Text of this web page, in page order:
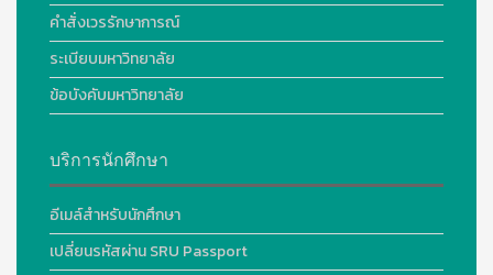
คำสั่งเวรรักษาการณ์
ระเบียบมหาวิทยาลัย
ข้อบังคับมหาวิทยาลัย
บริการนักศึกษา
อีเมล์สำหรับนักศึกษา
เปลี่ยนรหัสผ่าน SRU Passport